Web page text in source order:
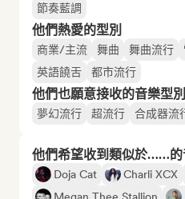
節奏藍調
他們熱愛的型別
商業/主流 舞曲 舞曲流行
英語饒舌
都市流行
他們也願意接收的音樂型別
夢幻流行 超流行 合成器流
他們希望收到類似於……的
Doja Cat Charli XCX